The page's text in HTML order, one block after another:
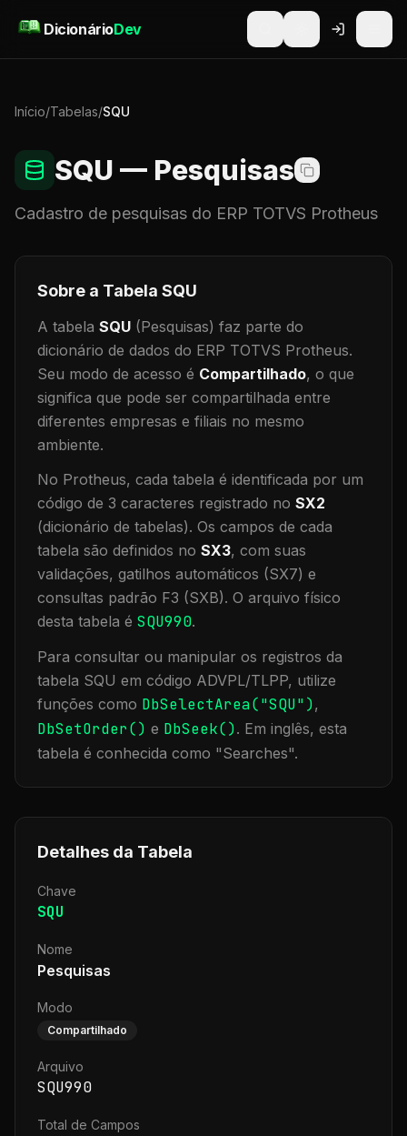
DicionárioDev
Início/Tabelas/SQU
SQU — Pesquisas
Cadastro de pesquisas do ERP TOTVS Protheus
Sobre a Tabela SQU
A tabela SQU (Pesquisas) faz parte do
dicionário de dados do ERP TOTVS Protheus.
Seu modo de acesso é Compartilhado, o que
significa que pode ser compartilhada entre
diferentes empresas e filiais no mesmo
ambiente.
No Protheus, cada tabela é identificada por um
código de 3 caracteres registrado no SX2
(dicionário de tabelas). Os campos de cada
tabela são definidos no SX3, com suas
validações, gatilhos automáticos (SX7) e
consultas padrão F3 (SXB). O arquivo físico
desta tabela é SQU990.
Para consultar ou manipular os registros da
tabela SQU em código ADVPL/TLPP, utilize
funções como DbSelectArea("SQU"),
DbSetOrder() e DbSeek(). Em inglês, esta
tabela é conhecida como "Searches".
Detalhes da Tabela
Chave
SQU
Nome
Pesquisas
Modo
Compartilhado
Arquivo
SQU990
Total de Campos